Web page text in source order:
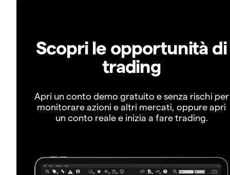
Scopri le opportunità di
trading
Apri un conto demo gratuito e senza rischi per
monitorare azioni e altri mercati, oppure apri
un conto reale e inizia a fare trading.